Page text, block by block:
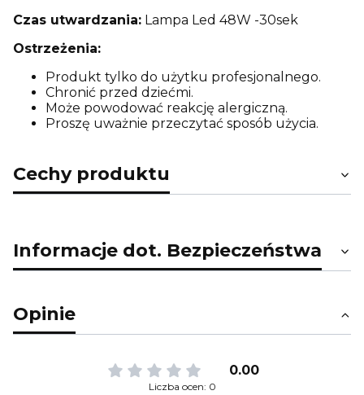
Czas utwardzania: Lampa Led 48W -30sek
Ostrzeżenia:
Produkt tylko do użytku profesjonalnego.
Chronić przed dziećmi.
Może powodować reakcję alergiczną.
Proszę uważnie przeczytać sposób użycia.
Cechy produktu
Informacje dot. Bezpieczeństwa
Opinie
0.00
Liczba ocen: 0